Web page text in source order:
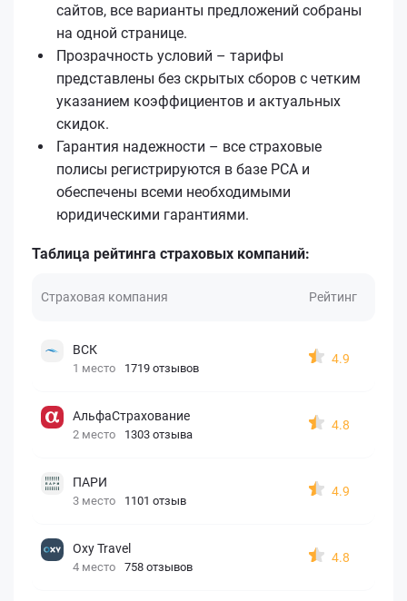
сайтов, все варианты предложений собраны
на одной странице.
Прозрачность условий – тарифы
представлены без скрытых сборов с четким
указанием коэффициентов и актуальных
скидок.
Гарантия надежности – все страховые
полисы регистрируются в базе РСА и
обеспечены всеми необходимыми
юридическими гарантиями.
Таблица рейтинга страховых компаний:
Страховая компания Рейтинг
ВСК
1 место 1719 отзывов
4.9
АльфаСтрахование
2 место 1303 отзыва
4.8
ПАРИ
3 место 1101 отзыв
4.9
Oxy Travel
4 место 758 отзывов
4.8